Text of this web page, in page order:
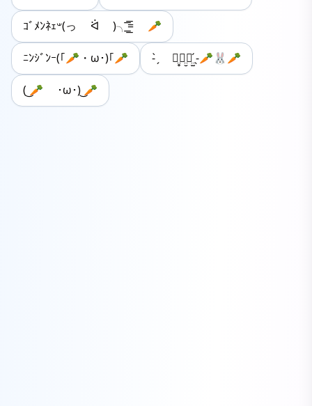
ｺﾞﾒﾝﾈｪ𐤔(っ ᐛ )╮=͟͟͞͞ 🥕
ﾆﾝｼﾞﾝｰ(｢🥕・ω･)｢🥕 ‪- ̗̀ ꪔ̤̥ꪔ̤̮ꪔ̤̫ ̖́-🥕🐰🥕‪
( ͜🥕 ･ω･) ͜🥕